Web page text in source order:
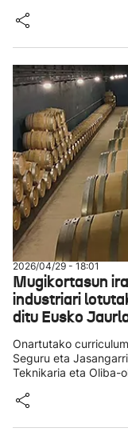
2026/04/29 - 18:01
Mugikortasun
industriari
ditu Eusko
Onartutako
Seguru eta
Teknikaria eta Oliba-